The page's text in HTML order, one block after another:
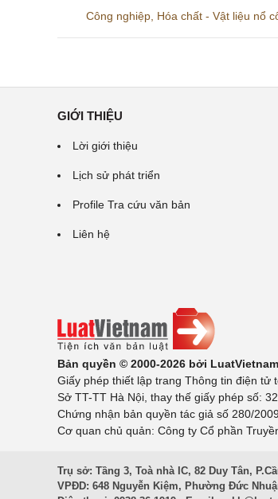
Công nghiệp Hóa chất - Vật liệu nổ
GIỚI THIỆU
Lời giới thiệu
Lịch sử phát triển
Profile Tra cứu văn bản
Liên hệ
Bản quyền © 2000-2026 bởi
Giấy phép thiết lập trang Thông tin điện
Sở TT-TT Hà Nội, thay thế giấy phép số:
Chứng nhận bản quyền tác giả số 280/
Cơ quan chủ quản: Công ty Cổ phần
Trụ sở: Tầng 3, Toà nhà IC, 82 Duy Tân,
VPĐD: 648 Nguyễn Kiệm, Phường Đức